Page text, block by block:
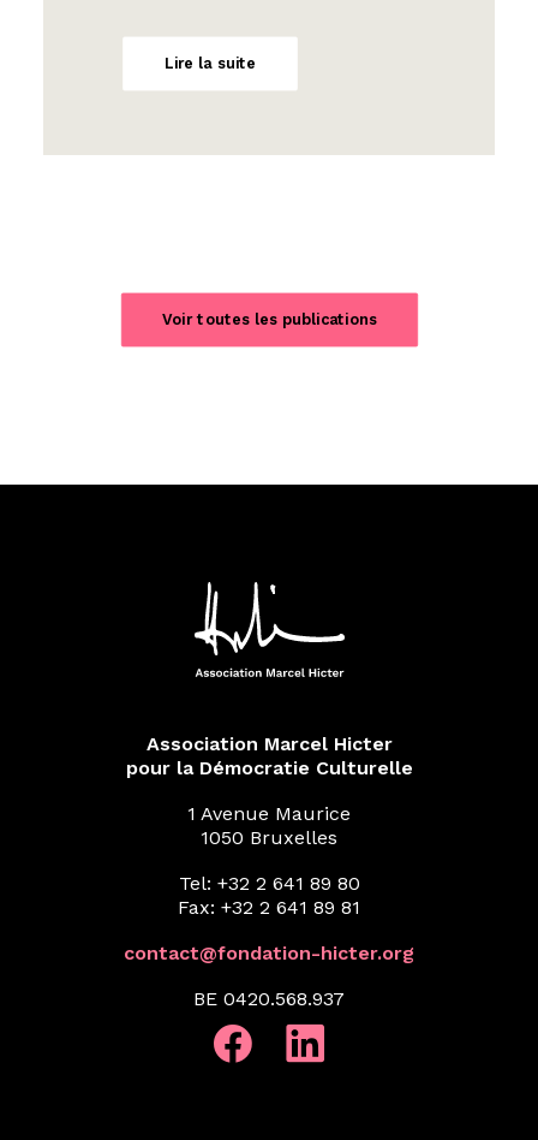
Lire la suite
Voir toutes les publications
Association Marcel Hicter
pour la Démocratie Culturelle
1 Avenue Maurice
1050 Bruxelles
Tel: +32 2 641 89 80
Fax: +32 2 641 89 81
contact@fondation-hicter.org
BE 0420.568.937